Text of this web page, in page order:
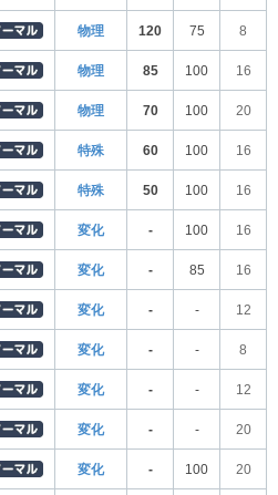
物理 120 75 8
物理 85 100 16
物理 70 100 20
特殊 60 100 16
特殊 50 100 16
変化 - 100 16
変化 - 85 16
変化 - - 12
変化 - - 8
変化 - - 12
変化 - - 20
変化 - 100 20